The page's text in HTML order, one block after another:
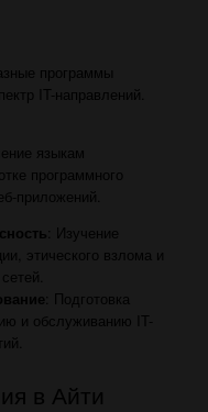
программы
IT-направлений.
языкам
программного
приложений.
: Изучение
этического взлома и
: Подготовка
и обслуживанию IT-
в Айти